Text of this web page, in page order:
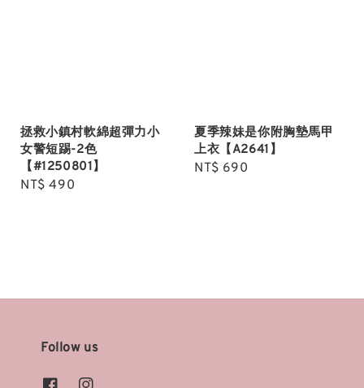
拯救小鎮村軟綿超彈力小
女警短踢-2色
【#1250801】
Regular
NT$ 490
夏季辣妹是你附胸墊馬甲
上衣【A2641】
Regular
NT$ 690
Follow us